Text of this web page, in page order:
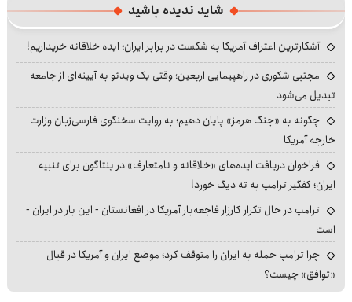
شاید ندیده باشید
آشکارترین اعتراف آمریکا به شکست در برابر ایران؛ ایده خلاقانه خریداریم!
مجتبی شکوری در راهپیمایی اربعین؛ وقتی یک ویدئو به آیینه‌ای از جامعه
تبدیل می‌شود
چگونه به «جنگ هرمز» پایان دهیم؛ به روایت سخنگوی فارسی‌زبان وزارت
خارجه آمریکا
فراخوان دریافت ایده‌های «خلاقانه و نامتعارف» در پنتاگون برای تنبیه
ایران؛ کفگیر ترامپ به ته دیگ خورد!
ترامپ در حال تکرار کارزار فاجعه‌بار آمریکا در افغانستان - این بار در ایران -
است
چرا ترامپ حمله به ایران را متوقف کرد؛ موضع ایران و آمریکا در قبال
«توافق» چیست؟